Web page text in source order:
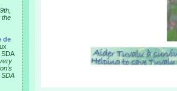
the
de